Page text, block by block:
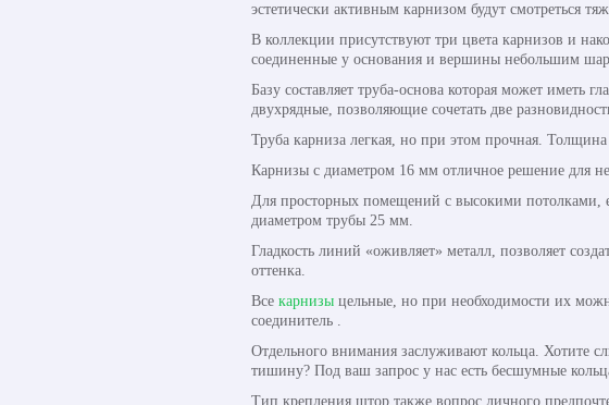
эстетически активным карнизом будут смотреться
В коллекции присутствуют три цвета карнизов и
соединенные у основания и вершины небольшим
Базу составляет труба-основа которая может
двухрядные, позволяющие сочетать две
Труба карниза легкая, но при этом прочная.
Карнизы с диаметром 16 мм отличное решение для
Для просторных помещений с высокими потолками,
диаметром трубы 25 мм.
Гладкость линий «оживляет» металл, позволяет
оттенка.
Все карнизы цельные, но при необходимости их
соединитель .
Отдельного внимания заслуживают кольца. Хотите
тишину? Под ваш запрос у нас есть бесшумные
Тип крепления штор также вопрос личного